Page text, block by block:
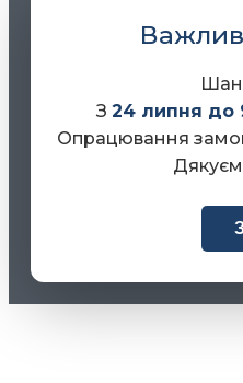
З 24 липня до
Опрацювання